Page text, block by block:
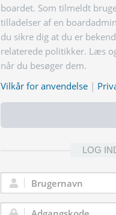
boardet. Som tilmeldt
tilladelser af en
du sikre dig at du er
relaterede politikker. Læs
når du besøger dem.
Vilkår for anvendelse |
LOG
Brugernavn: